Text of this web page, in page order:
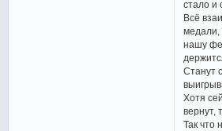
стало и
Всё
медали,
нашу
Станут
Хотя
вернут,
Так что